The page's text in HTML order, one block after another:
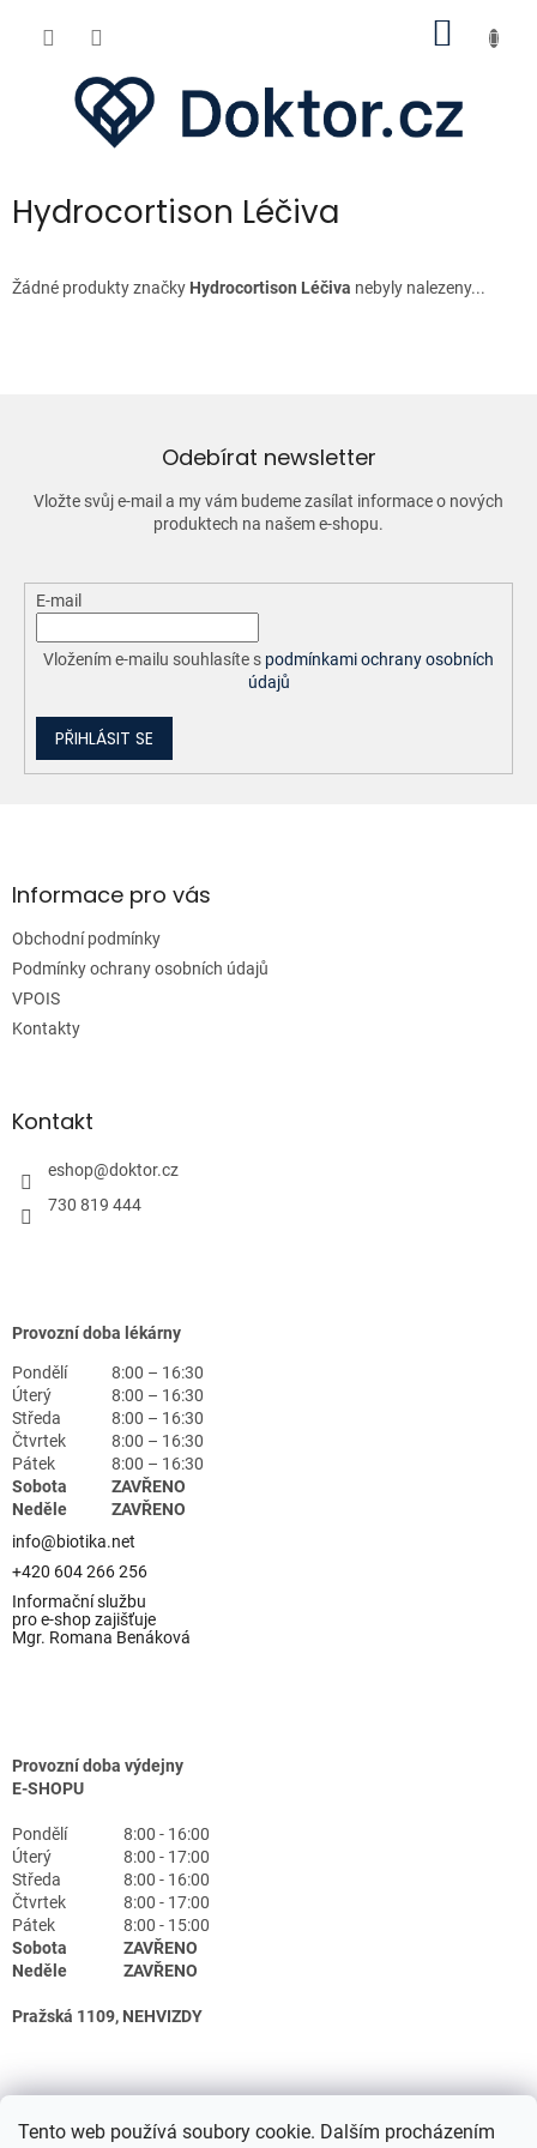
Tento web používá soubory cookie. Dalším procházením
Hydrocortison Léčiva
Žádné produkty značky Hydrocortison Léčiva nebyly nalezeny...
Odebírat newsletter
Vložte svůj e-mail a my vám budeme zasílat informace o nových
produktech na našem e-shopu.
E-mail
Vložením e-mailu souhlasíte s podmínkami ochrany osobních
údajů
PŘIHLÁSIT SE
aInformace pro vás
Obchodní podmínky
Podmínky ochrany osobních údajů
VPOIS
Kontakty
Kontakt
eshop@doktor.cz
730 819 444
Provozní doba lékárny
Pondělí
8:00 – 16:30
Úterý
8:00 – 16:30
Středa
8:00 – 16:30
Čtvrtek
8:00 – 16:30
Pátek
8:00 – 16:30
Sobota
ZAVŘENO
Neděle
ZAVŘENO
info@biotika.net
+420 604 266 256
Informační službu
pro e-shop zajišťuje
Mgr. Romana Benáková
Provozní doba výdejny
E-SHOPU
Pondělí
8:00 - 16:00
Úterý
8:00 - 17:00
Středa
8:00 - 16:00
Čtvrtek
8:00 - 17:00
Pátek
8:00 - 15:00
Sobota
ZAVŘENO
Neděle
ZAVŘENO
Pražská 1109, NEHVIZDY